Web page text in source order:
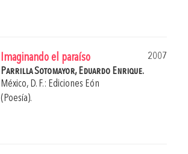
Imaginando el paraíso
2007
Parrilla Sotomayor, Eduardo Enrique.
México, D. F.: Ediciones Eón
(Poesía).